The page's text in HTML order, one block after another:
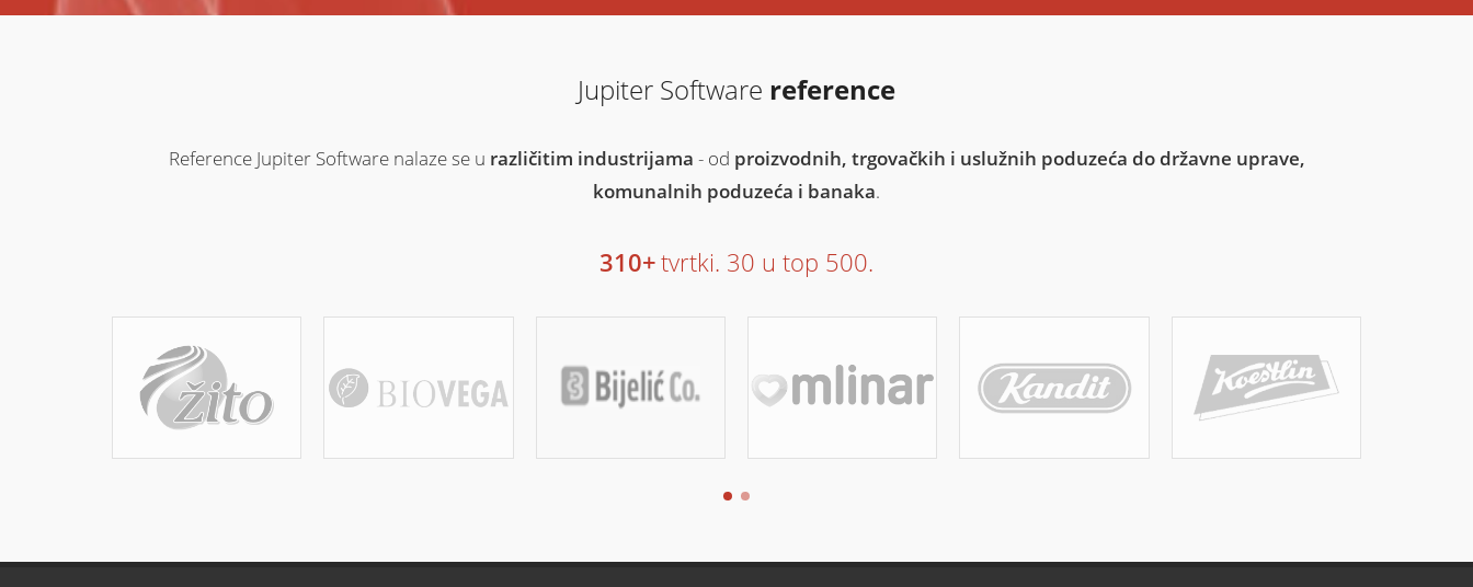
Jupiter Software reference
Reference Jupiter Software nalaze se u različitim industrijama - od proizvodnih, trgovačkih i uslužnih poduzeća do državne uprave,
komunalnih poduzeća i banaka.
310+tvrtki. 30 u top 500.